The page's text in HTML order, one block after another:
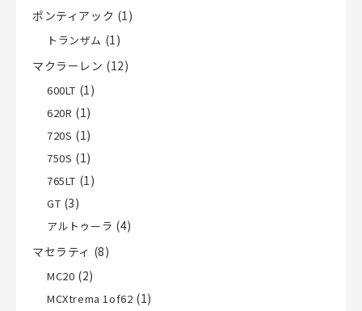
ポンティアック (1)
トランザム (1)
マクラーレン (12)
600LT (1)
620R (1)
720S (1)
750S (1)
765LT (1)
GT (3)
アルトゥーラ (4)
マセラティ (8)
MC20 (2)
MCXtrema 1of62 (1)